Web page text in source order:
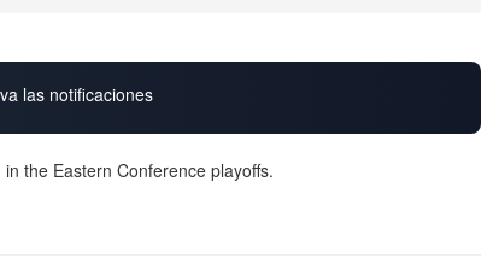
las notificaciones
the Eastern Conference playoffs.